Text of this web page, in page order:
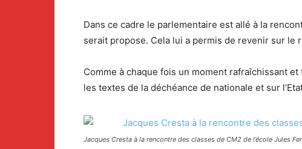
Dans ce cadre le parlementaire est allé à la
serait propose. Cela lui a permis de revenir sur le
Comme à chaque fois un moment rafraîchissant
les textes de la déchéance de nationale et sur
Jacques Cresta à la rencontre des classes de CM2 de l’école Jules